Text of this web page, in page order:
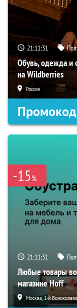
21:11:30
Обувь, одежда и
на Wildberries
Россия
Промокод
-15%
21:11:30
Любые товары во
магазине Hoff
Москва, 1-й